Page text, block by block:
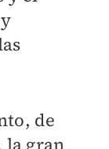
de
la gran